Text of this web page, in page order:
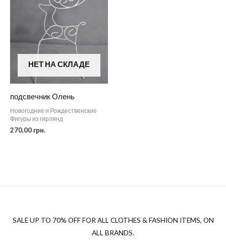
НЕТ НА СКЛАДЕ
подсвечник Олень
Новогодние и Рождественские
Фигуры из гирлянд
270,00 грн.
SALE UP TO 70% OFF FOR ALL CLOTHES & FASHION ITEMS, ON
ALL BRANDS.